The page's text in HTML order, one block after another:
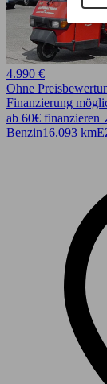
4.990 €
Ohne
Finanzierung
ab 60€ finanzieren
Benzin16.093 km